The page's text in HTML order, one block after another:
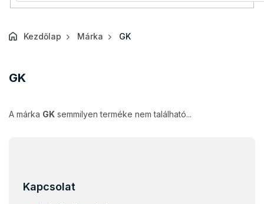
Kezdőlap Márka GK
GK
A márka GK semmilyen terméke nem található...
Kapcsolat